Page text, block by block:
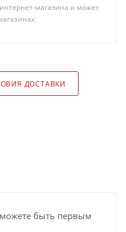
магазина и может
ДОСТАВКИ
быть первым